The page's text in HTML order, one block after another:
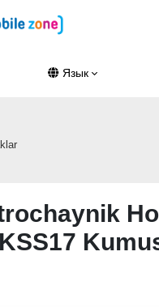
Язык
KSS17